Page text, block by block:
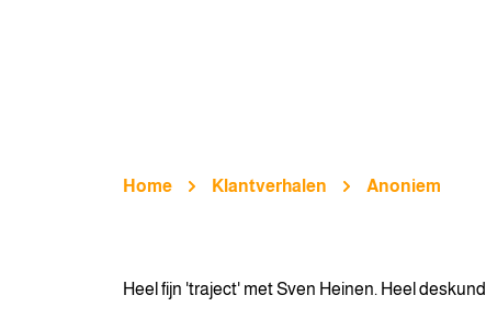
Home Klantverhalen Anoniem
Heel fijn 'traject' met Sven Heinen. Heel